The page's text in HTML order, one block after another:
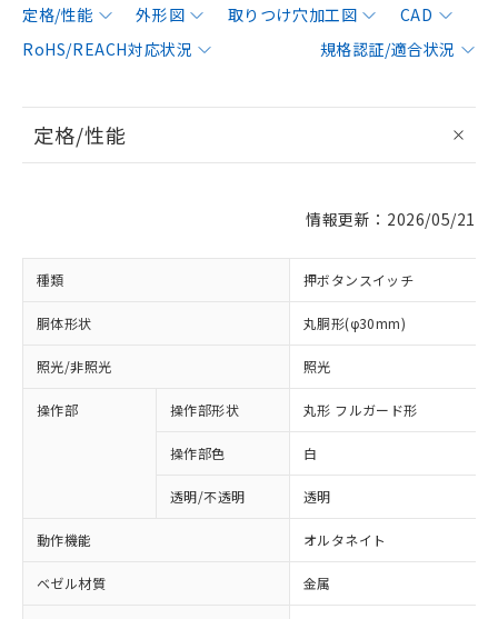
定格/性能 外形図 取りつけ穴加工図
CAD
RoHS/REACH対応状況
規格認証/適合状況
定格/性能
情報更新：2026/05/21
種類 押ボタンスイッチ
胴体形状 丸胴形(φ30mm)
照光/非照光 照光
操作部 操作部形状 丸形 フルガード形
操作部色 白
透明/不透明 透明
動作機能 オルタネイト
ベゼル材質 金属